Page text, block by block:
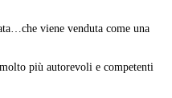
viene venduta come una
più autorevoli e competenti